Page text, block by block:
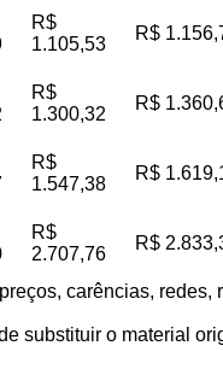
R$
1.105,53
R$
R$
1.300,32
R$
R$
1.547,38
R$
R$
2.707,76
R$
carências,
substituir o material